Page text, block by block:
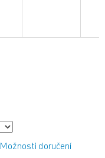
Možnosti doručení